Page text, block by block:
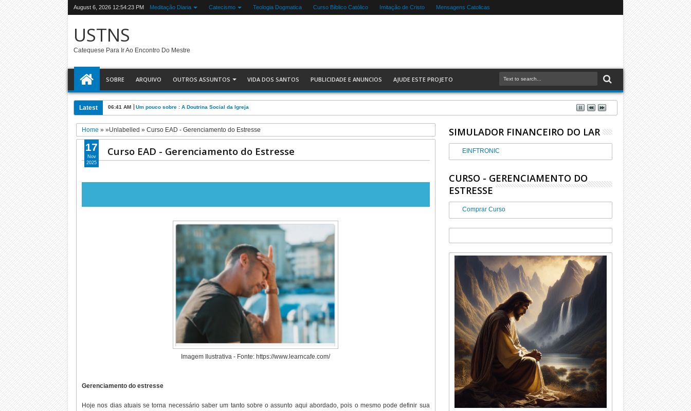
August 6, 2026 12:54:24 PM Meditação Diaria Catecismo Teologia Dogmatica Curso Bíblico Católico Imitação de Cristo Mensagens Catolicas
USTNS
Catequese Para Ir Ao Encontro Do Mestre
SOBRE ARQUIVO OUTROS ASSUNTOS VIDA DOS SANTOS PUBLICIDADE E ANUNCIOS AJUDE ESTE PROJETO
Latest 06:36 AM Os campos dos fieis que a Igreja trabalha
Home » »Unlabelled »Curso EAD - Gerenciamento do Estresse
Curso EAD - Gerenciamento do Estresse
Imagem Ilustrativa - Fonte: https://www.learncafe.com/
Gerenciamento do estresse
Hoje nos dias atuais se torna necessário saber um tanto sobre o assunto aqui abordado, pois o mesmo pode definir sua
17
Nov
2025
SIMULADOR FINANCEIRO DO LAR
EINFTRONIC
CURSO - GERENCIAMENTO DO
ESTRESSE
Comprar Curso